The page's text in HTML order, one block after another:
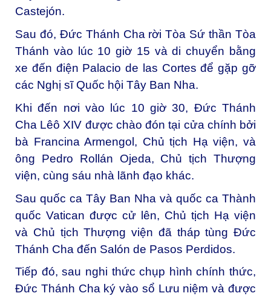
Castejón.
Sau đó, Đức Thánh Cha rời Tòa Sứ thần Tòa
Thánh vào lúc 10 giờ 15 và di chuyển bằng
xe đến điện Palacio de las Cortes để gặp gỡ
các Nghị sĩ Quốc hội Tây Ban Nha.
Khi đến nơi vào lúc 10 giờ 30, Đức Thánh
Cha Lêô XIV được chào đón tại cửa chính bởi
bà Francina Armengol, Chủ tịch Hạ viện, và
ông Pedro Rollán Ojeda, Chủ tịch Thượng
viện, cùng sáu nhà lãnh đạo khác.
Sau quốc ca Tây Ban Nha và quốc ca Thành
quốc Vatican được cử lên, Chủ tịch Hạ viện
và Chủ tịch Thượng viện đã tháp tùng Đức
Thánh Cha đến Salón de Pasos Perdidos.
Tiếp đó, sau nghi thức chụp hình chính thức,
Đức Thánh Cha ký vào sổ Lưu niệm và được